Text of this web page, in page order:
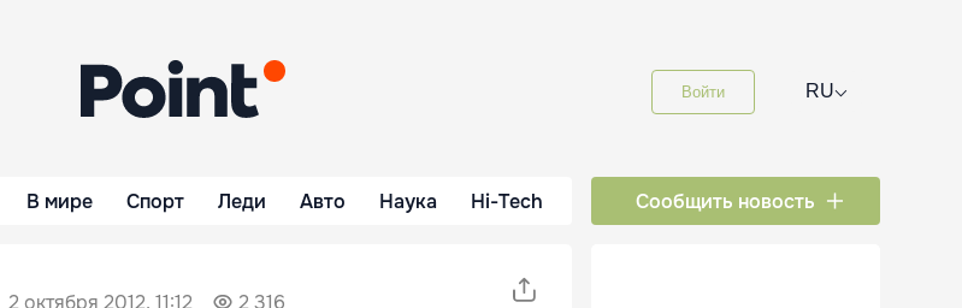
Войти RU⌵
В мире Спорт Леди Авто Наука Hi-Tech Сообщить новость
2 октября 2012, 11:12 2 316